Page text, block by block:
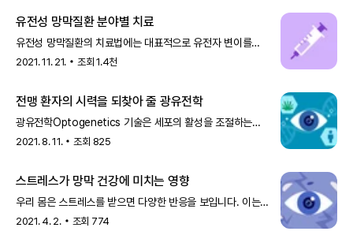
참고 문헌 8건
유전성 망막질환 분야별 치료
유전성 망막질환의 치료법에는 대표적으로 유전자 변이를
치료하는 유전자 치료와 새로운 세포를 이식하는 줄기세포
2021. 11. 21. 조회1.4천
전맹 환자의 시력을 되찾아 줄 광유전학
광유전학Optogenetics 기술은 세포의 활성을 조절하는
유전자 치료의 일종으로, 광수용체가 완전히 사라진 전맹
2021. 8. 11. 조회 825
스트레스가 망막 건강에 미치는 영향
우리 몸은 스트레스를 받으면 다양한 반응을 보입니다. 이는
스트레스에 맞서 코르티솔Cortisol이라는 호르몬이 분비되기
2021. 4. 2. 조회 774